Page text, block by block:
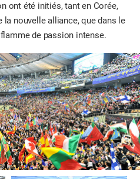
ont été initiés, tant en Corée,
la nouvelle alliance, que dans le
de passion intense.